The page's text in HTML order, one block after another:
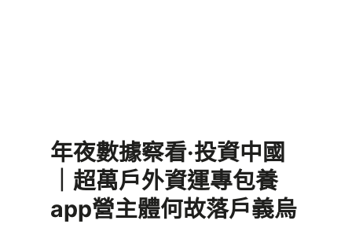
年夜數據察看·投資中國
｜超萬戶外資運專包養
app營主體何故落戶義烏